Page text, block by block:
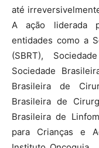
até
A ação liderada
entidades como a
(SBRT),
Sociedade
Brasileira de
Brasileira de
Brasileira de
para Crianças e